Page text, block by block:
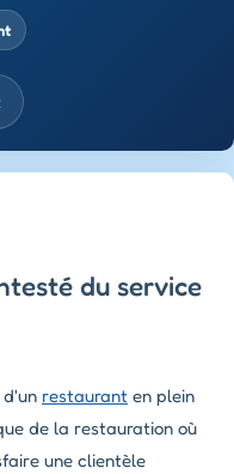
du service
restaurant en plein
de la restauration où
une clientèle